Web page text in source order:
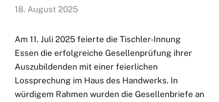
18. August 2025
Am 11. Juli 2025 feierte die Tischler-Innung
Essen die erfolgreiche Gesellenprüfung ihrer
Auszubildenden mit einer feierlichen
Lossprechung im Haus des Handwerks. In
würdigem Rahmen wurden die Gesellenbriefe an